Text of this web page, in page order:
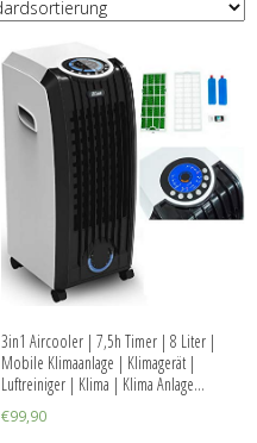
3in1 Aircooler | 7,5h Timer | 8 Liter |
Mobile Klimaanlage | Klimagerät |
Luftreiniger | Klima | Klima Anlage…
€99,90